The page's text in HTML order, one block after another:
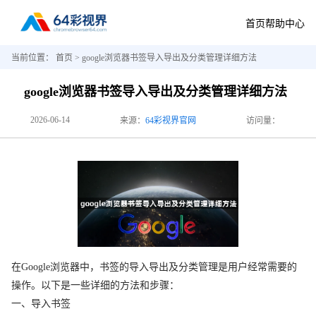
首页帮助中心
当前位置： 首页 > google浏览器书签导入导出及分类管理详细方法
google浏览器书签导入导出及分类管理详细方法
2026-06-14 来源： 64彩视界官网 访问量：
在Google浏览器中，书签的导入导出及分类管理是用户经常需要的
操作。以下是一些详细的方法和步骤：
一、导入书签